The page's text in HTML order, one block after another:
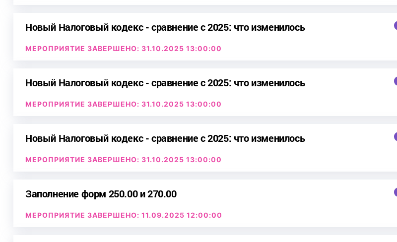
Новый Налоговый кодекс - сравнение с 2025: что изменилось
МЕРОПРИЯТИЕ ЗАВЕРШЕНО: 31.10.2025 13:00:00
Новый Налоговый кодекс - сравнение с 2025: что изменилось
МЕРОПРИЯТИЕ ЗАВЕРШЕНО: 31.10.2025 13:00:00
Новый Налоговый кодекс - сравнение с 2025: что изменилось
МЕРОПРИЯТИЕ ЗАВЕРШЕНО: 31.10.2025 13:00:00
Заполнение форм 250.00 и 270.00
МЕРОПРИЯТИЕ ЗАВЕРШЕНО: 11.09.2025 12:00:00